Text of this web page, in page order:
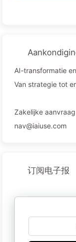
AI-transformatie
Van strategie tot
Zakelijke aanvraag
nav@iaiuse.com
订阅电子报